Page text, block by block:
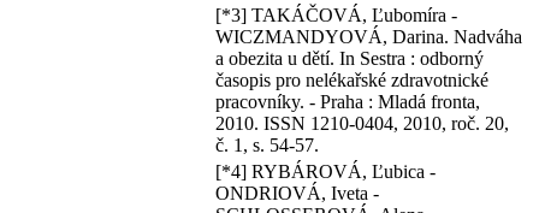
[*3] TAKÁČOVÁ, Ľubomíra -
WICZMANDYOVÁ, Darina. Nadváha
a obezita u dětí. In Sestra : odborný
časopis pro nelékařské zdravotnické
pracovníky. - Praha : Mladá fronta,
2010. ISSN 1210-0404, 2010, roč. 20,
č. 1, s. 54-57.
[*4] RYBÁROVÁ, Ľubica -
ONDRIOVÁ, Iveta -